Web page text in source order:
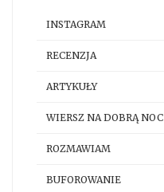
INSTAGRAM
RECENZJA
ARTYKUŁY
WIERSZ NA DOBRĄ NOC
ROZMAWIAM
BUFOROWANIE